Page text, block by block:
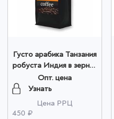
Густо арабика Танзания
робуста Индия в зернах
200г оптом
Опт. цена
Узнать
Цена РРЦ
450 ₽